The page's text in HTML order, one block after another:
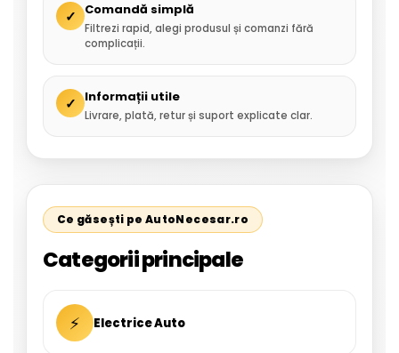
✓ Comandă simplă
Filtrezi rapid, alegi produsul și comanzi fără
complicații.
✓ Informații utile
Livrare, plată, retur și suport explicate clar.
Ce găsești pe AutoNecesar.ro
Categorii principale
⚡ Electrice Auto